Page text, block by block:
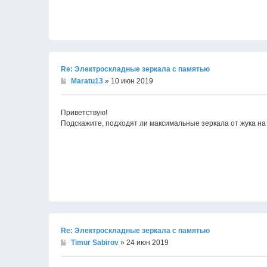
Re: Электроскладные зеркала с памятью
Maratu13 » 10 июн 2019
Приветствую!
Подскажите, подходят ли максимальные зеркала от жука
Re: Электроскладные зеркала с памятью
Timur Sabirov » 24 июн 2019